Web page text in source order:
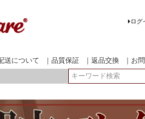
ログ
送について ｜品質保証 ｜返品交換 ｜お